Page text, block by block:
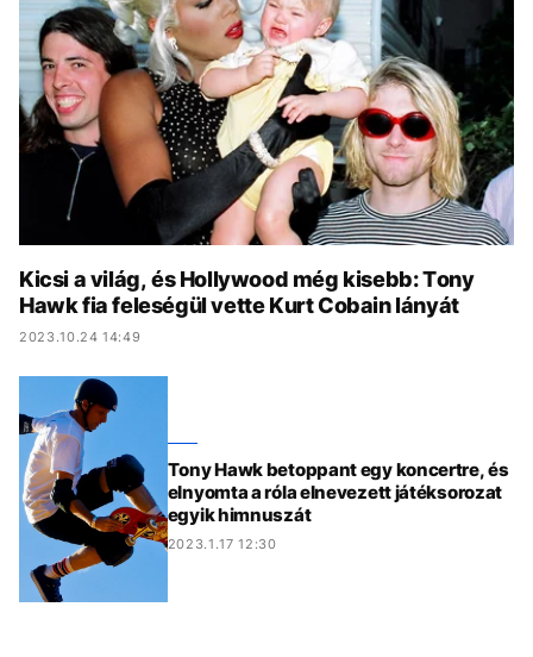
KÖZÉLET UTAZÁS
ÉLETMÓD DESIGN
BESZÉLGETÉSEK ARCOK
VIDEÓ TÖRTÉNETEK
GASZTRO
Kicsi a világ, és Hollywood még kisebb: Tony
Hawk fia feleségül vette Kurt Cobain lányát
2023.10.24 14:49
Tony Hawk betoppant egy koncertre, és
elnyomta a róla elnevezett játéksorozat
egyik himnuszát
2023.1.17 12:30